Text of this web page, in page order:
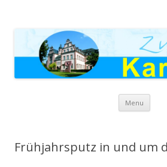
Menu
Frühjahrsputz in und um